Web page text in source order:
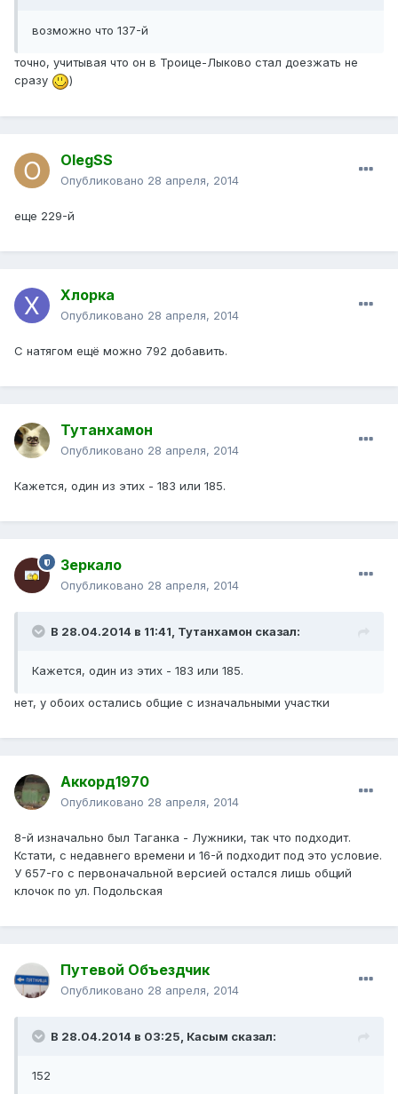
возможно что 137-й
точно, учитывая что он в Троице-Лыково стал доезжать не
сразу
)
OlegSS
Опубликовано 28 апреля, 2014
еще 229-й
Хлорка
Опубликовано 28 апреля, 2014
С натягом ещё можно 792 добавить.
Тутанхамон
Опубликовано 28 апреля, 2014
Кажется, один из этих - 183 или 185.
Зеркало
Опубликовано 28 апреля, 2014
В 28.04.2014 в 11:41, Тутанхамон сказал:
Кажется, один из этих - 183 или 185.
нет, у обоих остались общие с изначальными участки
Аккорд1970
Опубликовано 28 апреля, 2014
8-й изначально был Таганка - Лужники, так что подходит.
Кстати, с недавнего времени и 16-й подходит под это условие.
У 657-го с первоначальной версией остался лишь общий
клочок по ул. Подольская
Путевой Объездчик
Опубликовано 28 апреля, 2014
В 28.04.2014 в 03:25, Касым сказал:
152